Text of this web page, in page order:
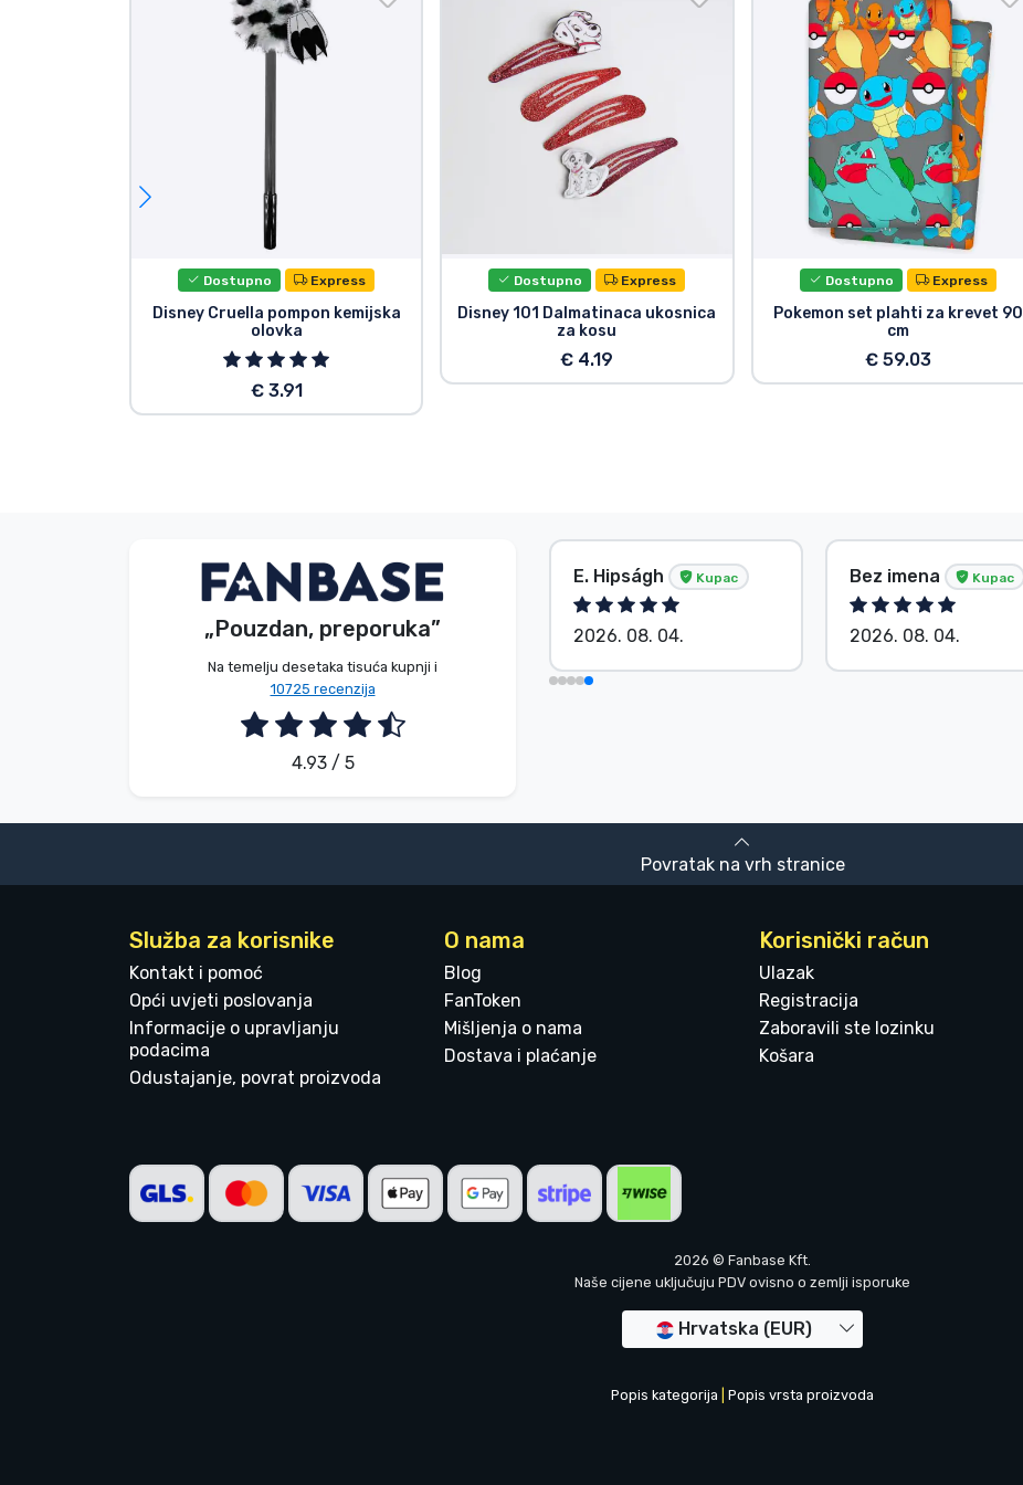
Dostupno Express
Disney Cruella pompon kemijska
olovka
€ 3.91
Dostupno Express
Disney 101 Dalmatinaca ukosnica
za kosu
€ 4.19
Dostupno Express
Pokemon set plahti za krevet 90
cm
€ 59.03
„Pouzdan, preporuka”
Na temelju desetaka tisuća kupnji i
10725 recenzija
4.93 / 5
Baranyi Patrik
Kupac
2026. 08. 04.
E. Hipságh Kupac
2026. 08. 04.
Bez imena Kupac
2026. 08. 04.
Povratak na vrh stranice
Služba za korisnike
Kontakt i pomoć
Opći uvjeti poslovanja
Informacije o upravljanju
podacima
Odustajanje, povrat proizvoda
O nama
Blog
FanToken
Mišljenja o nama
Dostava i plaćanje
Korisnički račun
Ulazak
Registracija
Zaboravili ste lozinku
Košara
2026 © Fanbase Kft.
Naše cijene uključuju PDV ovisno o zemlji isporuke
Hrvatska (EUR)
Popis kategorija Popis vrsta proizvoda